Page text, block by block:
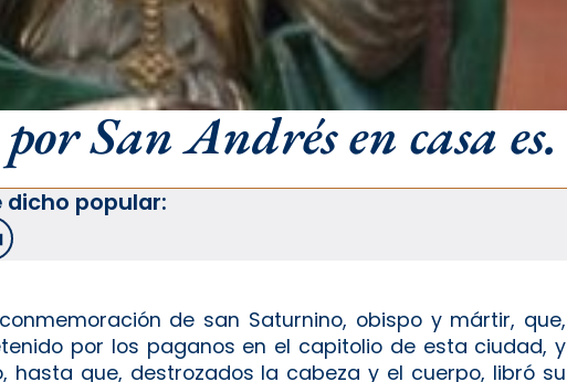
San Andrés en casa es.
popular:
de san Saturnino, obispo y mártir, que,
por los paganos en el capitolio de esta ciudad, y
que, destrozados la cabeza y el cuerpo, libró su